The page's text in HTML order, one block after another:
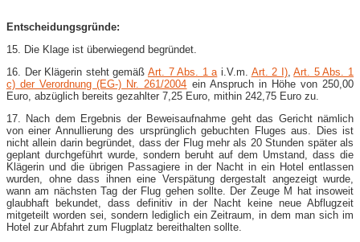
Entscheidungsgründe:
15. Die Klage ist überwiegend begründet.
16. Der Klägerin steht gemäß Art. 7 Abs. 1 a i.V.m. Art. 2 I),Art. 5 Abs. 1
c) der Verordnung (EG-) Nr. 261/2004 ein Anspruch in Höhe von 250,00
Euro, abzüglich bereits gezahlter 7,25 Euro, mithin 242,75 Euro zu.
17. Nach dem Ergebnis der Beweisaufnahme geht das Gericht nämlich
von einer Annullierung des ursprünglich gebuchten Fluges aus. Dies ist
nicht allein darin begründet, dass der Flug mehr als 20 Stunden später als
geplant durchgeführt wurde, sondern beruht auf dem Umstand, dass die
Klägerin und die übrigen Passagiere in der Nacht in ein Hotel entlassen
wurden, ohne dass ihnen eine Verspätung dergestalt angezeigt wurde,
wann am nächsten Tag der Flug gehen sollte. Der Zeuge M hat insoweit
glaubhaft bekundet, dass definitiv in der Nacht keine neue Abflugzeit
mitgeteilt worden sei, sondern lediglich ein Zeitraum, in dem man sich im
Hotel zur Abfahrt zum Flugplatz bereithalten sollte.